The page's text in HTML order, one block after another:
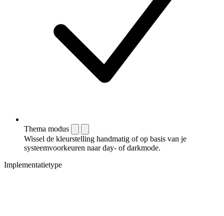
Thema modus
Wissel de kleurstelling handmatig of op basis van je
systeemvoorkeuren naar day- of darkmode.
Implementatietype